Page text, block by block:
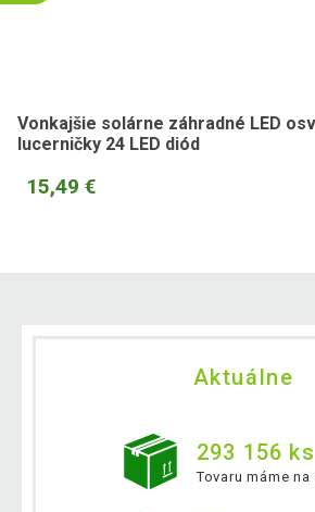
Vonkajšie solárne záhradné LED
lucerničky 24 LED diód
15,49 €
Aktuálne
293 156 ks
Tovaru máme